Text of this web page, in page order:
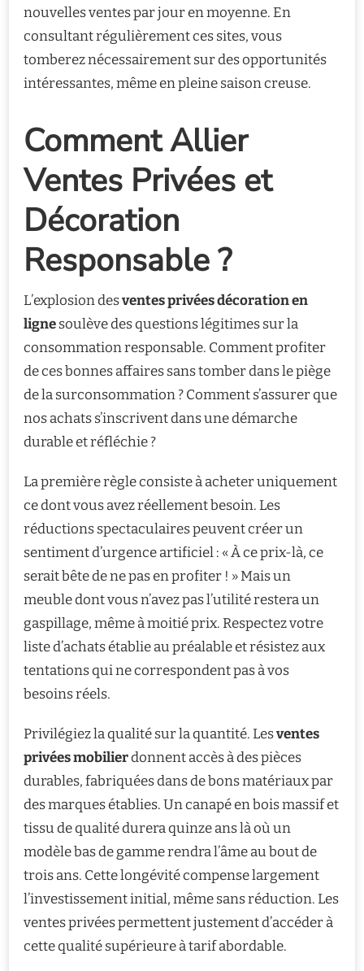
nouvelles ventes par jour en moyenne. En
consultant régulièrement ces sites, vous
tomberez nécessairement sur des opportunités
intéressantes, même en pleine saison creuse.
Comment Allier
Ventes Privées et
Décoration
Responsable ?
L’explosion desventes privées décoration en
lignesoulève des questions légitimes sur la
consommation responsable. Comment profiter
de ces bonnes affaires sans tomber dans le piège
de la surconsommation ? Comment s’assurer que
nos achats s’inscrivent dans une démarche
durable et réfléchie ?
La première règle consiste à acheter uniquement
ce dont vous avez réellement besoin. Les
réductions spectaculaires peuvent créer un
sentiment d’urgence artificiel : « À ce prix-là, ce
serait bête de ne pas en profiter ! » Mais un
meuble dont vous n’avez pas l’utilité restera un
gaspillage, même à moitié prix. Respectez votre
liste d’achats établie au préalable et résistez aux
tentations qui ne correspondent pas à vos
besoins réels.
Privilégiez la qualité sur la quantité. Lesventes
privées mobilierdonnent accès à des pièces
durables, fabriquées dans de bons matériaux par
des marques établies. Un canapé en bois massif et
tissu de qualité durera quinze ans là où un
modèle bas de gamme rendra l’âme au bout de
trois ans. Cette longévité compense largement
l’investissement initial, même sans réduction. Les
ventes privées permettent justement d’accéder à
cette qualité supérieure à tarif abordable.